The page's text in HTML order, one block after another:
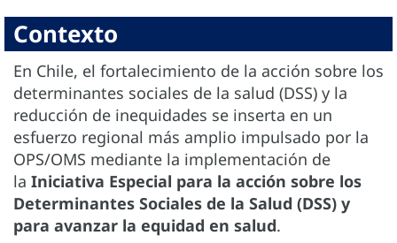
Contexto
En Chile, el fortalecimiento de la acción sobre los
determinantes sociales de la salud (DSS) y la
reducción de inequidades se inserta en un
esfuerzo regional más amplio impulsado por la
OPS/OMS mediante la implementación de
la Iniciativa Especial para la acción sobre los
Determinantes Sociales de la Salud (DSS) y
para avanzar la equidad en salud.